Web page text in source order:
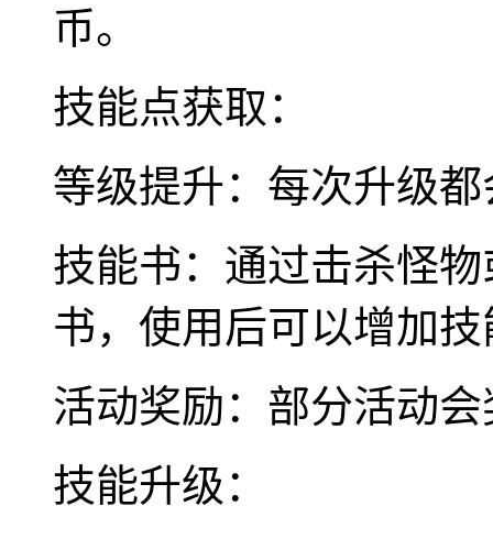
币。
技能点获取：
等级提升：每次升级
技能书：通过击杀怪
书，使用后可以增加
活动奖励：部分活动
技能升级：